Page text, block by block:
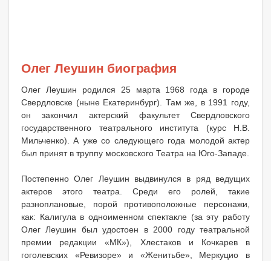
Олег Леушин биография
Олег Леушин родился 25 марта 1968 года в городе
Свердловске (ныне Екатеринбург). Там же, в 1991 году,
он закончил актерский факультет Свердловского
государственного театрального института (курс Н.В.
Мильченко). А уже со следующего года молодой актер
был принят в труппу московского Театра на Юго-Западе.
Постепенно Олег Леушин выдвинулся в ряд ведущих
актеров этого театра. Среди его ролей, такие
разноплановые, порой противоположные персонажи,
как: Калигула в одноименном спектакле (за эту работу
Олег Леушин был удостоен в 2000 году театральной
премии редакции «МК»), Хлестаков и Кочкарев в
гоголевских «Ревизоре» и «Женитьбе», Меркуцио в